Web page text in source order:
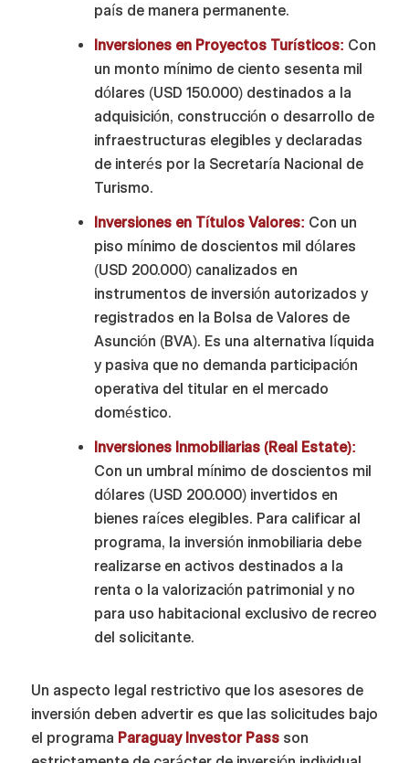
país de manera permanente.
Inversiones en Proyectos Turísticos: Con
un monto mínimo de ciento sesenta mil
dólares (USD 150.000) destinados a la
adquisición, construcción o desarrollo de
infraestructuras elegibles y declaradas
de interés por la Secretaría Nacional de
Turismo.
Inversiones en Títulos Valores: Con un
piso mínimo de doscientos mil dólares
(USD 200.000) canalizados en
instrumentos de inversión autorizados y
registrados en la Bolsa de Valores de
Asunción (BVA). Es una alternativa líquida
y pasiva que no demanda participación
operativa del titular en el mercado
doméstico.
Inversiones Inmobiliarias (Real Estate):
Con un umbral mínimo de doscientos mil
dólares (USD 200.000) invertidos en
bienes raíces elegibles. Para calificar al
programa, la inversión inmobiliaria debe
realizarse en activos destinados a la
renta o la valorización patrimonial y no
para uso habitacional exclusivo de recreo
del solicitante.
Un aspecto legal restrictivo que los asesores de
inversión deben advertir es que las solicitudes bajo
el programa Paraguay Investor Passson